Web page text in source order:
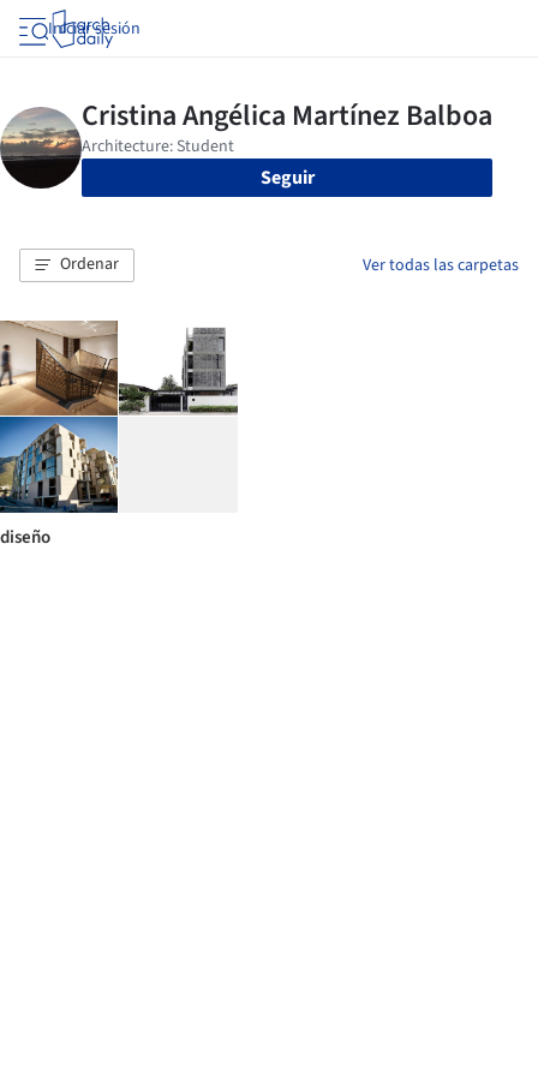
Iniciar sesión
Seguir
Ordenar Ver todas las carpetas
diseño